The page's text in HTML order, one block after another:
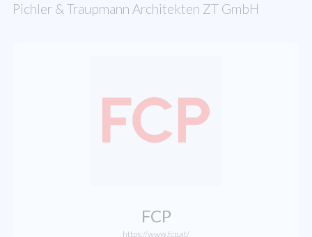
Pichler & Traupmann Architekten ZT GmbH
FCP
https://www.fcp.at/